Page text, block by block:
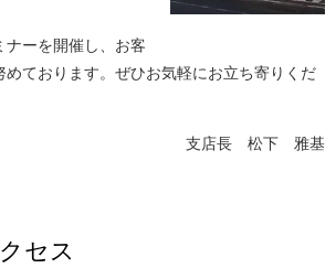
ナーを開催し、お客
めております。ぜひお気軽にお立ち寄りくだ
支店長 松下 雅基
セス